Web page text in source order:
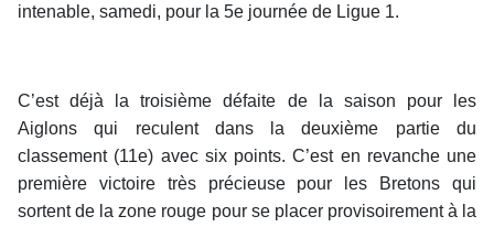
intenable, samedi, pour la 5e journée de Ligue 1.
C’est déjà la troisième défaite de la saison pour les
Aiglons qui reculent dans la deuxième partie du
classement (11e) avec six points. C’est en revanche une
première victoire très précieuse pour les Bretons qui
sortent de la zone rouge pour se placer provisoirement à la